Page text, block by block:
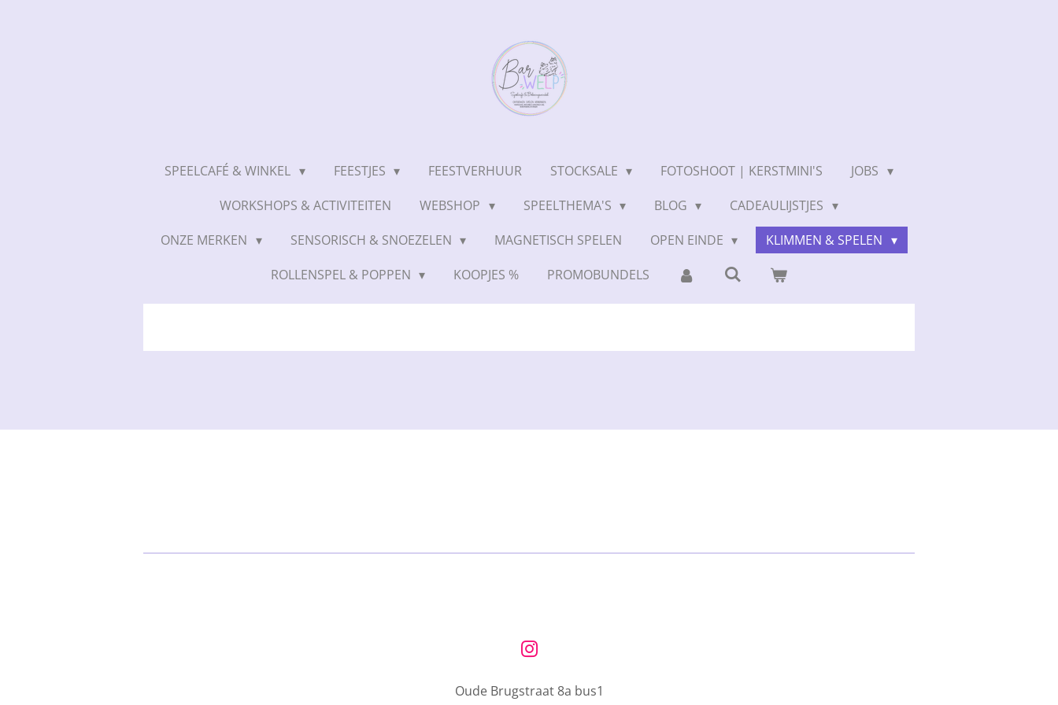
SPEELCAFÉ & WINKEL FEESTJES FEESTVERHUUR STOCKSALE FOTOSHOOT | KERSTMINI'S
JOBS
WORKSHOPS & ACTIVITEITEN
WEBSHOP SPEELTHEMA'S BLOG
CADEAULIJSTJES
ONZE MERKEN
SENSORISCH & SNOEZELEN MAGNETISCH SPELEN OPEN EINDE
KLIMMEN & SPELEN
ROLLENSPEL & POPPEN
KOOPJES % PROMOBUNDELS
I
s
Oude Brugstraat 8a bus1